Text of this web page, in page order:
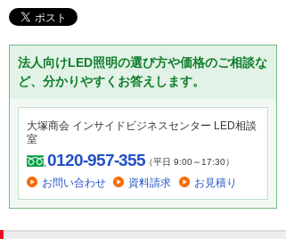
法人向けLED照明の選び方や価格のご相談な
ど、分かりやすくお答えします。
大塚商会 インサイドビジネスセンター LED相談
室
0120-957-355（平日 9:00～17:30）
お問い合わせ 資料請求 お見積り